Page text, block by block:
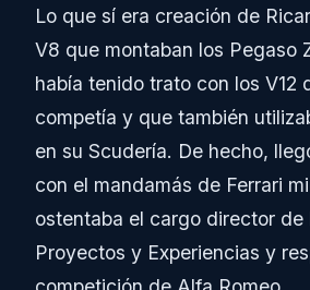
Lo que sí era creación de
V8 que montaban los Pegaso
había tenido trato con los V12
competía y que también
en su Scudería. De hecho,
con el mandamás de Ferrari
ostentaba el cargo director de
Proyectos y Experiencias y